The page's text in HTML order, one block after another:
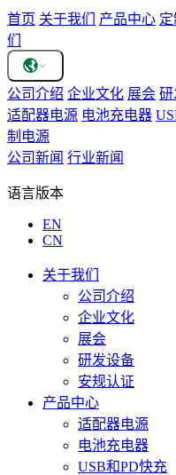
首页 关于我们 产品中心 定
们
公司介绍 企业文化 展会 研
适配器电源 电池充电器
制电源
公司新闻 行业新闻
语言版本
EN
CN
关于我们
公司介绍
企业文化
展会
研发设备
安规认证
产品中心
适配器电源
电池充电器
USB和PD快充